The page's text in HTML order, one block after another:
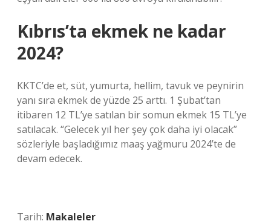
Kıbrıs’ta ekmek ne kadar
2024?
KKTC’de et, süt, yumurta, hellim, tavuk ve peynirin
yanı sıra ekmek de yüzde 25 arttı. 1 Şubat’tan
itibaren 12 TL’ye satılan bir somun ekmek 15 TL’ye
satılacak. “Gelecek yıl her şey çok daha iyi olacak”
sözleriyle başladığımız maaş yağmuru 2024’te de
devam edecek.
Tarih: Makaleler